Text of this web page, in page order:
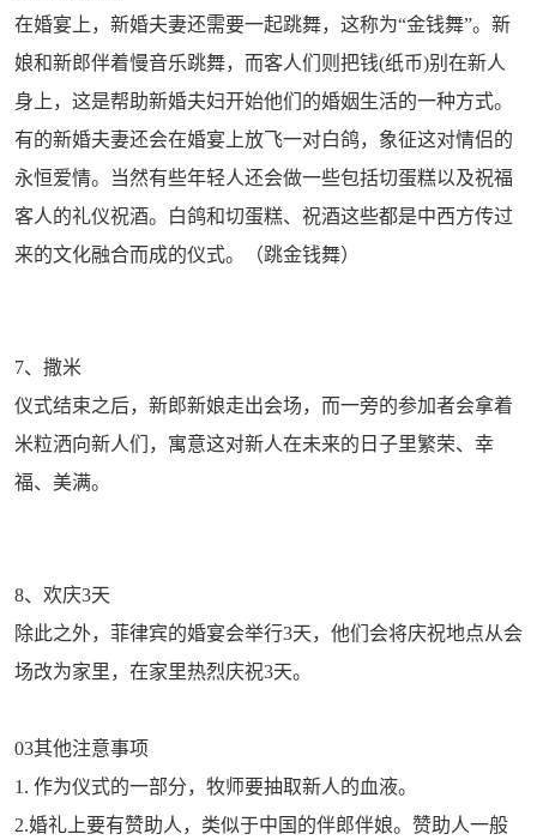
在婚宴上，新婚夫妻还需要一起跳舞，这称为“金钱舞”。新
娘和新郎伴着慢音乐跳舞，而客人们则把钱(纸币)别在新人
身上，这是帮助新婚夫妇开始他们的婚姻生活的一种方式。
有的新婚夫妻还会在婚宴上放飞一对白鸽，象征这对情侣的
永恒爱情。当然有些年轻人还会做一些包括切蛋糕以及祝福
客人的礼仪祝酒。白鸽和切蛋糕、祝酒这些都是中西方传过
来的文化融合而成的仪式。（跳金钱舞）
7、撒米
仪式结束之后，新郎新娘走出会场，而一旁的参加者会拿着
米粒洒向新人们，寓意这对新人在未来的日子里繁荣、幸
福、美满。
8、欢庆3天
除此之外，菲律宾的婚宴会举行3天，他们会将庆祝地点从会
场改为家里，在家里热烈庆祝3天。
03其他注意事项
1. 作为仪式的一部分，牧师要抽取新人的血液。
2.婚礼上要有赞助人，类似于中国的伴郎伴娘。赞助人一般